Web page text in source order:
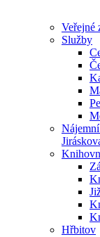
Veřejné
Služby
Hřbitov